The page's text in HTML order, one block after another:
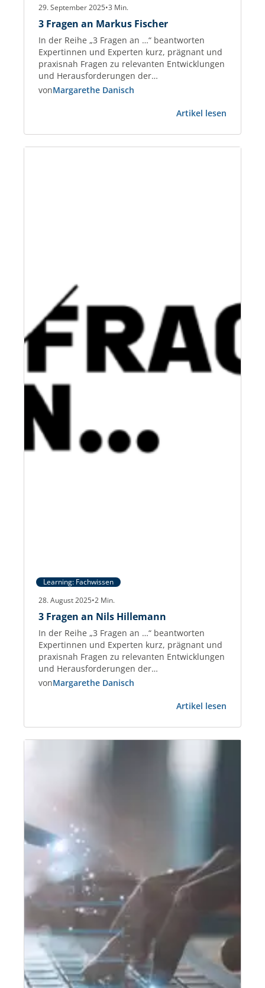
29. September 2025•3 Min.
3 Fragen an Markus Fischer
In der Reihe „3 Fragen an …“ beantworten
Expertinnen und Experten kurz, prägnant und
praxisnah Fragen zu relevanten Entwicklungen
und Herausforderungen der
Gewerbeimmobilien-Branche. Markus Fischer
taskforce – Management on Demand AG und
PropTechs. Zuvor war er 25 Jahre im
Management, u. a. bei PATRIZIA.…
vonMargarethe Danisch
Artikel lesen
Fragen
an
Learning: Fachwissen
28. August 2025•2 Min.
3 Fragen an Nils Hillemann
In der Reihe „3 Fragen an …“ beantworten
Expertinnen und Experten kurz, prägnant und
praxisnah Fragen zu relevanten Entwicklungen
und Herausforderungen der
Gewerbeimmobilien-Branche. Nils Hillemann
über 10 Jahren in der Immobilienbranche tätig.
Communication Services GmbH als Leiter
Corporate Real Estate/Head of Corporate…
vonMargarethe Danisch
Artikel lesen
Fragen
an